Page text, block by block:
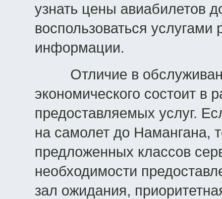
узнать цены авиабилетов
воспользоваться услугами
информации.
Отличие в
экономического состоит в
предоставляемых услуг.
на самолет до Намангана,
предложенных классов
необходимости
зал ожидания,